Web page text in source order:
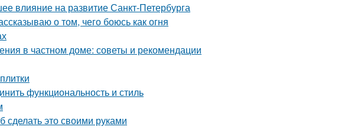
влияние на развитие Санкт-Петербурга
о том, чего боюсь как огня
в частном доме: советы и рекомендации
функциональность и стиль
это своими руками